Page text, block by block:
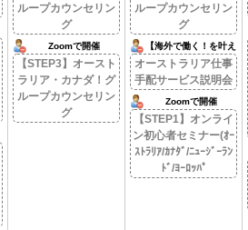
ループカウンセリン
グ
Zoomで開催
【STEP3】オースト
ラリア・カナダ！グ
ループカウンセリン
グ
ループカウンセリン
グ
【海外で働く！を叶え
る。】
オーストラリア仕事
手配サービス説明会
Zoomで開催
【STEP1】オンライ
ン初心者セミナー(ｵｰ
ｽﾄﾗﾘｱ/ｶﾅﾀﾞ/ﾆｭｰｼﾞｰﾗﾝ
ﾄﾞ/ﾖｰﾛｯﾊﾟ